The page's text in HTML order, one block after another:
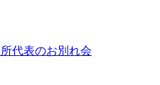
代表のお別れ会